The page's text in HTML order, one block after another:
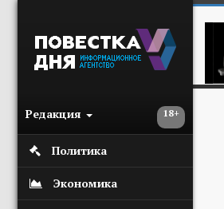
18+
Редакция
Политика
Экономика